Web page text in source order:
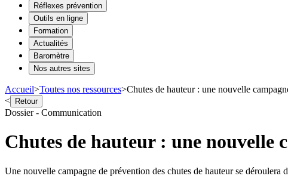
Réflexes prévention
Outils en ligne
Formation
Actualités
Baromètre
Nos autres sites
Accueil>Toutes nos ressources>Chutes de hauteur : une nouvelle
< Retour
Dossier - Communication
Chutes de hauteur : une nouvelle
Une nouvelle campagne de prévention des chutes de hauteur se